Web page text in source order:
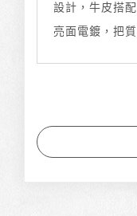
設計，牛皮搭
亮面電鍍，把